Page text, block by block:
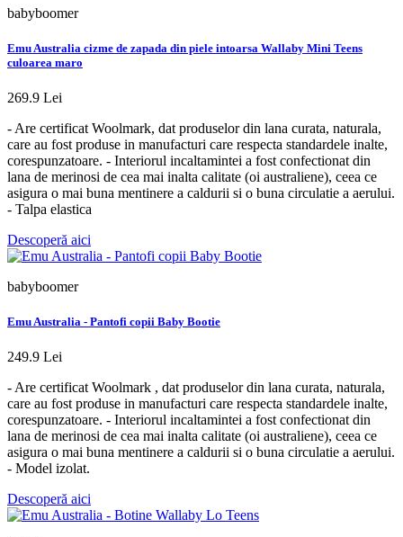
babyboomer
Emu Australia cizme de zapada din piele intoarsa Wallaby Mini Teens
culoarea maro
269.9 Lei
- Are certificat Woolmark, dat produselor din lana curata, naturala,
care au fost produse in manufacturi care respecta standardele inalte,
corespunzatoare. - Interiorul incaltamintei a fost confectionat din
lana de merinosi de cea mai inalta calitate (oi australiene), ceea ce
asigura o mai buna mentinere a caldurii si o buna circulatie a aerului.
- Talpa elastica
Descoperă aici
babyboomer
Emu Australia - Pantofi copii Baby Bootie
249.9 Lei
- Are certificat Woolmark , dat produselor din lana curata, naturala,
care au fost produse in manufacturi care respecta standardele inalte,
corespunzatoare. - Interiorul incaltamintei a fost confectionat din
lana de merinosi de cea mai inalta calitate (oi australiene), ceea ce
asigura o mai buna mentinere a caldurii si o buna circulatie a aerului.
- Model izolat.
Descoperă aici